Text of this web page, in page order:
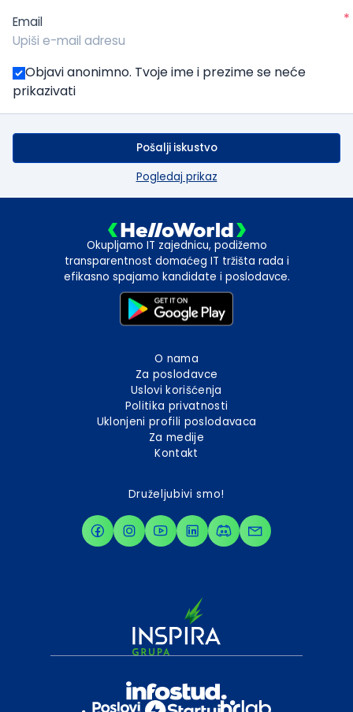
Email *
Objavi anonimno. Tvoje ime i prezime se neće
prikazivati
Pošalji iskustvo
Pogledaj prikaz
Okupljamo IT zajednicu, podižemo
transparentnost domaćeg IT tržišta rada i
efikasno spajamo kandidate i poslodavce.
O nama
Za poslodavce
Uslovi korišćenja
Politika privatnosti
Uklonjeni profili poslodavaca
Za medije
Kontakt
Druželjubivi smo!